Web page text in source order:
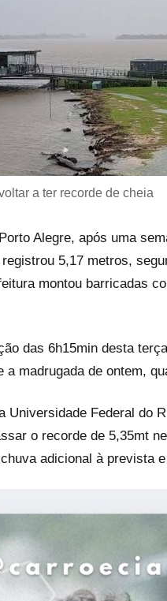
a ter recorde de cheia
Alegre, após uma
5,17 metros,
montou barricadas
das 6h15min desta
madrugada de ontem,
Federal do
o recorde de 5,35mt
adicional à prevista